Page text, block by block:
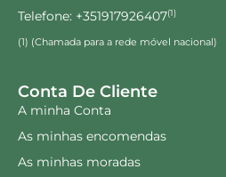
Telefone: +351917926407(1)
(1) (Chamada para a rede móvel nacional)
Conta De Cliente
A minha Conta
As minhas encomendas
As minhas moradas